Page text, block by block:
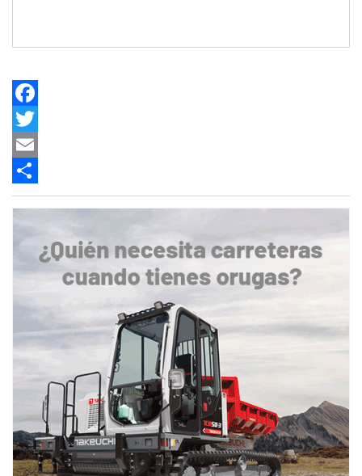
Facebook
Twitter
Email
Share